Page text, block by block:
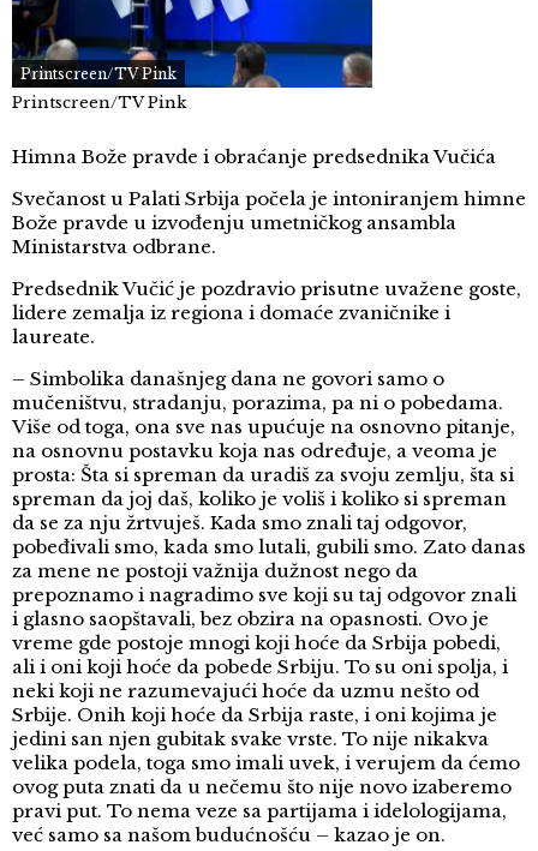
Printscreen/TV Pink
Printscreen/TV Pink
Himna Bože pravde i obraćanje predsednika Vučića
Svečanost u Palati Srbija počela je intoniranjem himne
Bože pravde u izvođenju umetničkog ansambla
Ministarstva odbrane.
Predsednik Vučić je pozdravio prisutne uvažene goste,
lidere zemalja iz regiona i domaće zvaničnike i
laureate.
– Simbolika današnjeg dana ne govori samo o
mučeništvu, stradanju, porazima, pa ni o pobedama.
Više od toga, ona sve nas upućuje na osnovno pitanje,
na osnovnu postavku koja nas određuje, a veoma je
prosta: Šta si spreman da uradiš za svoju zemlju, šta si
spreman da joj daš, koliko je voliš i koliko si spreman
da se za nju žrtvuješ. Kada smo znali taj odgovor,
pobeđivali smo, kada smo lutali, gubili smo. Zato danas
za mene ne postoji važnija dužnost nego da
prepoznamo i nagradimo sve koji su taj odgovor znali
i glasno saopštavali, bez obzira na opasnosti. Ovo je
vreme gde postoje mnogi koji hoće da Srbija pobedi,
ali i oni koji hoće da pobede Srbiju. To su oni spolja, i
neki koji ne razumevajući hoće da uzmu nešto od
Srbije. Onih koji hoće da Srbija raste, i oni kojima je
jedini san njen gubitak svake vrste. To nije nikakva
velika podela, toga smo imali uvek, i verujem da ćemo
ovog puta znati da u nečemu što nije novo izaberemo
pravi put. To nema veze sa partijama i idelologijama,
već samo sa našom budućnošću – kazao je on.